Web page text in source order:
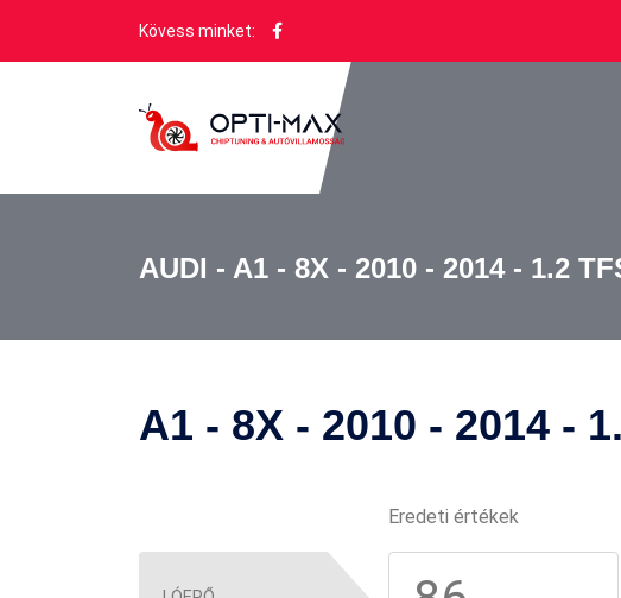
Kövess minket:
AUDI - A1 - 8X - 2010 - 2014 - 1.2
A1 - 8X - 2010 - 2014 -
Eredeti értékek